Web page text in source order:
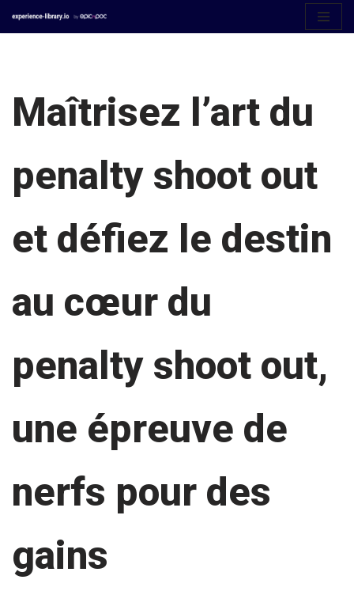
Maîtrisez l’art du
penalty shoot out
et défiez le destin
au cœur du
penalty shoot out,
une épreuve de
nerfs pour des
gains